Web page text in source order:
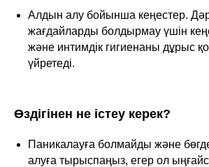
Алдын алу бойынша кеңестер.
жағдайларды болдырмау үшін
және интимдік гигиенаны дұрыс
үйретеді.
Өздігінен не істеу керек?
Паникалауға болмайды және бөгде
алуға тырыспаңыз, егер ол